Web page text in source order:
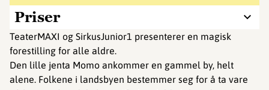
Priser
TeaterMAXI og SirkusJunior1 presenterer en magisk
forestilling for alle aldre.
Den lille jenta Momo ankommer en gammel by, helt
alene. Folkene i landsbyen bestemmer seg for å ta vare